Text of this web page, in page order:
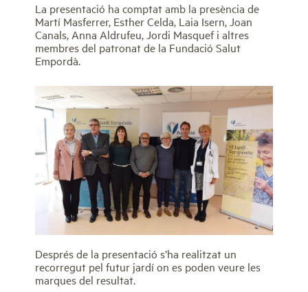
La presentació ha comptat amb la presència de
Martí Masferrer, Esther Celda, Laia Isern, Joan
Canals, Anna Aldrufeu, Jordi Masquef i altres
membres del patronat de la Fundació Salut
Empordà.
Després de la presentació s’ha realitzat un
recorregut pel futur jardí on es poden veure les
marques del resultat.